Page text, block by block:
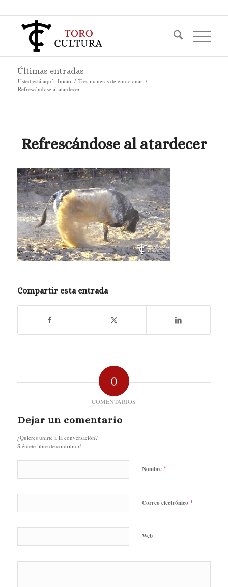
Últimas entradas
Usted está aquí: Inicio / Tres maneras de emocionar /
Refrescándose al atardecer
Refrescándose al atardecer
Compartir esta entrada
0
COMENTARIOS
Dejar un comentario
¿Quieres unirte a la conversación?
Siéntete libre de contribuir!
Nombre *
Correo electrónico *
Web